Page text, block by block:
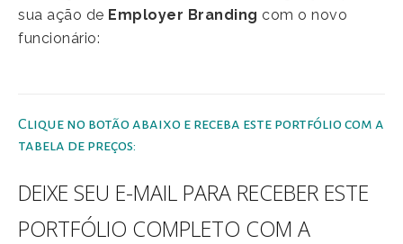
sua ação de Employer Branding com o novo
funcionário:
Clique no botão abaixo e receba este portfólio com a
tabela de preços:
DEIXE SEU E-MAIL PARA RECEBER ESTE
PORTFÓLIO COMPLETO COM A